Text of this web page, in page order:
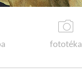
fototéka